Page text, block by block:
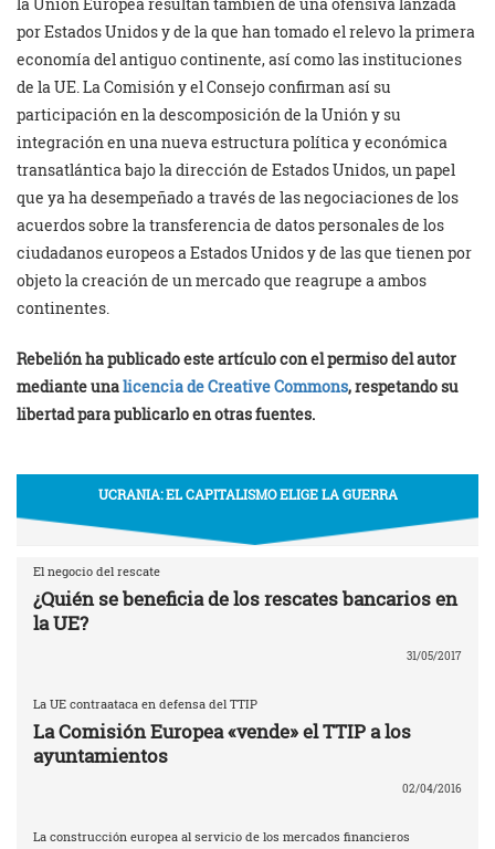
por Estados Unidos y de la que han tomado el relevo la primera
economía del antiguo continente, así como las instituciones
de la UE. La Comisión y el Consejo confirman así su
participación en la descomposición de la Unión y su
integración en una nueva estructura política y económica
transatlántica bajo la dirección de Estados Unidos, un papel
que ya ha desempeñado a través de las negociaciones de los
acuerdos sobre la transferencia de datos personales de los
ciudadanos europeos a Estados Unidos y de las que tienen por
objeto la creación de un mercado que reagrupe a ambos
continentes.
Rebelión ha publicado este artículo con el permiso del autor
mediante unalicencia de Creative Commons, respetando su
libertad para publicarlo en otras fuentes.
UCRANIA: EL CAPITALISMO ELIGE LA GUERRA
El negocio del rescate
¿Quién se beneficia de los rescates bancarios en
la UE?
31/05/2017
La UE contraataca en defensa del TTIP
La Comisión Europea «vende» el TTIP a los
ayuntamientos
02/04/2016
La construcción europea al servicio de los mercados financieros